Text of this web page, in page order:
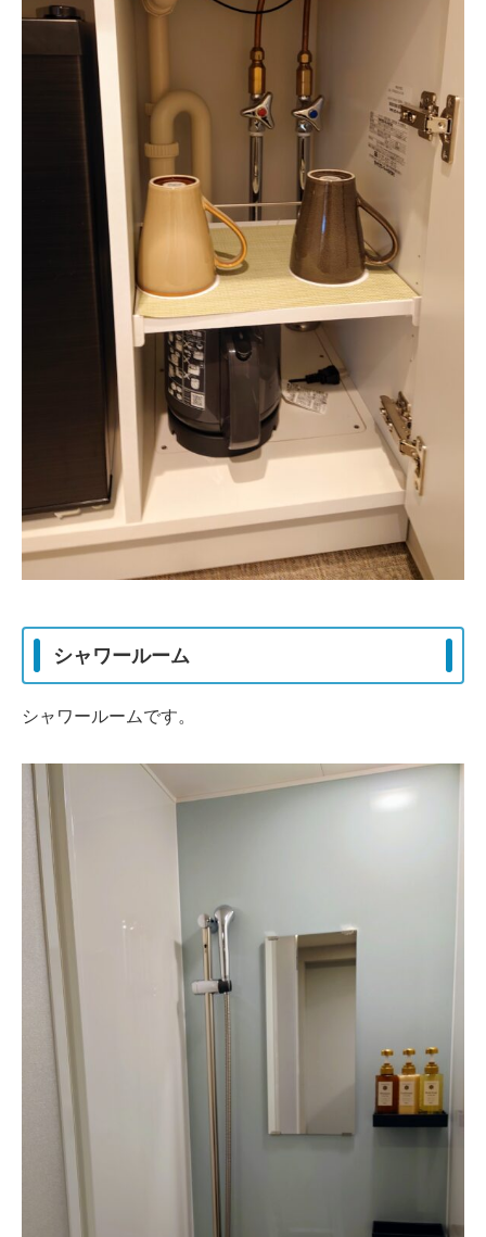
シャワールーム
シャワールームです。